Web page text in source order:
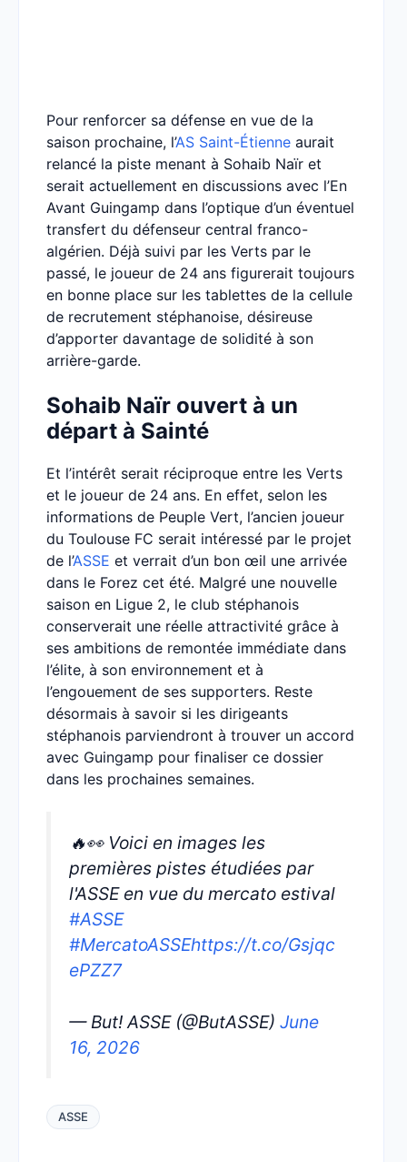
Pour renforcer sa défense en vue de la
saison prochaine, l’AS Saint-Étienne aurait
relancé la piste menant à Sohaib Naïr et
serait actuellement en discussions avec l’En
Avant Guingamp dans l’optique d’un éventuel
transfert du défenseur central franco-
algérien. Déjà suivi par les Verts par le
passé, le joueur de 24 ans figurerait toujours
en bonne place sur les tablettes de la cellule
de recrutement stéphanoise, désireuse
d’apporter davantage de solidité à son
arrière-garde.
Sohaib Naïr ouvert à un
départ à Sainté
Et l’intérêt serait réciproque entre les Verts
et le joueur de 24 ans. En effet, selon les
informations de Peuple Vert, l’ancien joueur
du Toulouse FC serait intéressé par le projet
de l’ASSE et verrait d’un bon œil une arrivée
dans le Forez cet été. Malgré une nouvelle
saison en Ligue 2, le club stéphanois
conserverait une réelle attractivité grâce à
ses ambitions de remontée immédiate dans
l’élite, à son environnement et à
l’engouement de ses supporters. Reste
désormais à savoir si les dirigeants
stéphanois parviendront à trouver un accord
avec Guingamp pour finaliser ce dossier
dans les prochaines semaines.
🔥👀 Voici en images les
premières pistes étudiées par
l'ASSE en vue du mercato estival
#ASSE
#MercatoASSEhttps://t.co/Gsjqc
ePZZ7
— But! ASSE (@ButASSE) June
16, 2026
ASSE